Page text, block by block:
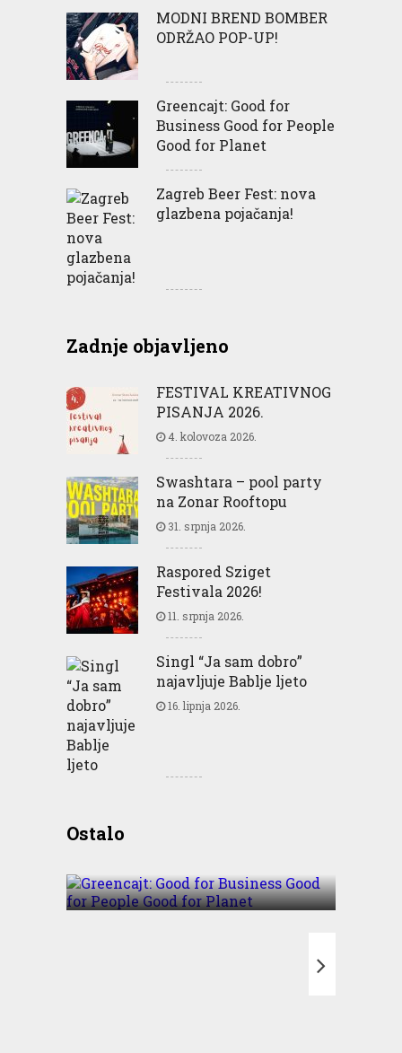
MODNI BREND BOMBER
ODRŽAO POP-UP!
Greencajt: Good for
Business Good for People
Good for Planet
Zagreb Beer Fest: nova
glazbena pojačanja!
Zadnje objavljeno
FESTIVAL KREATIVNOG
PISANJA 2026.
4. kolovoza 2026.
Swashtara – pool party
na Zonar Rooftopu
31. srpnja 2026.
Raspored Sziget
Festivala 2026!
11. srpnja 2026.
Singl “Ja sam dobro”
najavljuje Bablje ljeto
16. lipnja 2026.
OstaloBusiness Good for People